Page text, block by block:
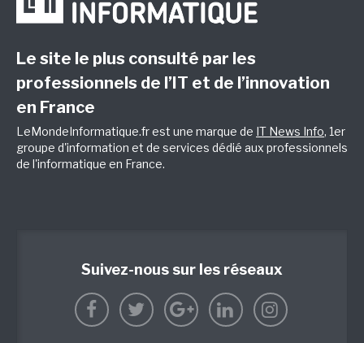
Le site le plus consulté par les
professionnels de l’IT et de l’innovation
en France
LeMondeInformatique.fr est une marque de IT News Info, 1er
groupe d'information et de services dédié aux professionnels
de l'informatique en France.
Suivez-nous sur les réseaux